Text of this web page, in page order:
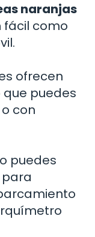
naranjas
fácil como
ofrecen
puedes
con
puedes